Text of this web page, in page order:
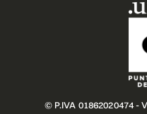
© P.IVA 01862020474 -